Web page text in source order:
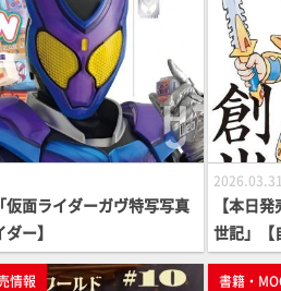
仮面ライダーガヴ特写写真
ー】
2026.03.31
【本日
世記」【
情報 書籍・